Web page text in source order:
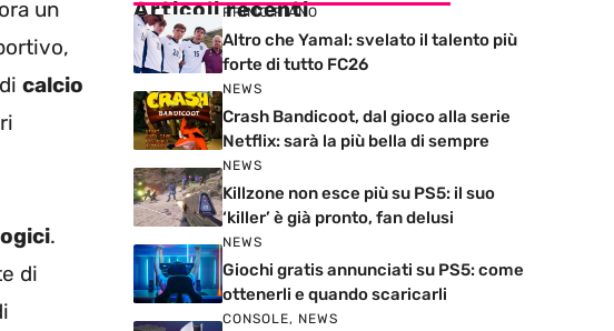
un
calcio
.
di
Articoli recenti
PRIMO PIANO
Altro che Yamal: svelato il talento più
forte di tutto FC26
NEWS
Crash Bandicoot, dal gioco alla serie
Netflix: sarà la più bella di sempre
NEWS
Killzone non esce più su PS5: il suo
‘killer’ è già pronto, fan delusi
NEWS
Giochi gratis annunciati su PS5: come
ottenerli e quando scaricarli
CONSOLE, NEWS